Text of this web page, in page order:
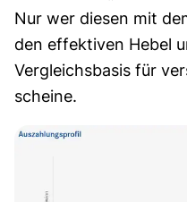
Nur wer diesen mit
den effektiven Hebel
Vergleichs­basis für
scheine.